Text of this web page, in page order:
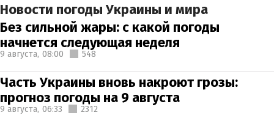
Новости погоды Украины и мира
Без сильной жары: с какой погоды
начнется следующая неделя
9 августа, 08:00 548
Часть Украины вновь накроют грозы:
прогноз погоды на 9 августа
9 августа, 06:33 2312